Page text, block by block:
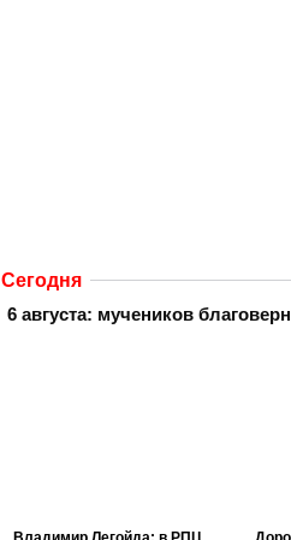
Сегодня
6 августа: мучеников